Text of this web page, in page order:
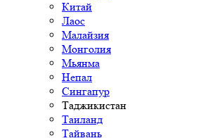
Китай
Лаос
Малайзия
Монголия
Мьянма
Непал
Сингапур
Таджикистан
Таиланд
Тайвань